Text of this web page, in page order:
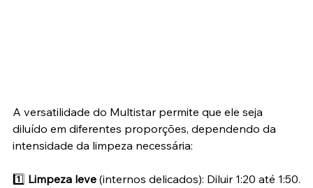
A versatilidade do Multistar permite que ele seja
diluído em diferentes proporções, dependendo da
intensidade da limpeza necessária:
1️⃣ Limpeza leve (internos delicados): Diluir 1:20 até 1:50.